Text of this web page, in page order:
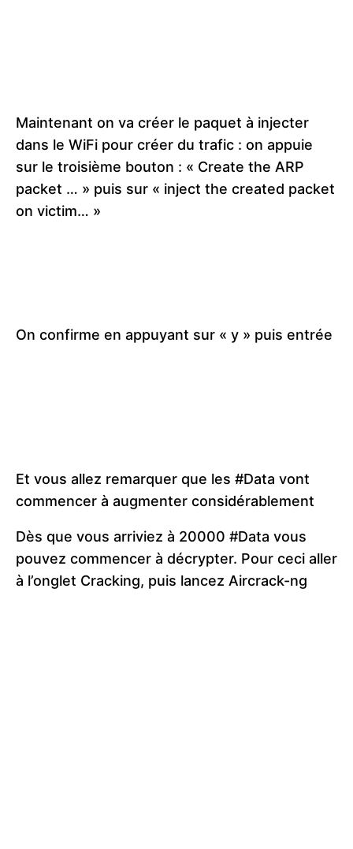
Maintenant on va créer le paquet à injecter
dans le WiFi pour créer du trafic : on appuie
sur le troisième bouton : « Create the ARP
packet … » puis sur « inject the created packet
on victim… »
On confirme en appuyant sur « y » puis entrée
Et vous allez remarquer que les #Data vont
commencer à augmenter considérablement
Dès que vous arriviez à 20000 #Data vous
pouvez commencer à décrypter. Pour ceci aller
à l’onglet Cracking, puis lancez Aircrack-ng